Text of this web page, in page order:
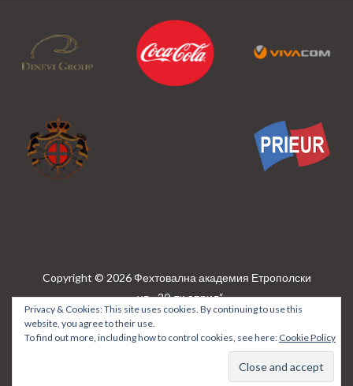
Copyright © 2026 Фехтовална академия Етрополски
ул. „20-ти април“
N:13 · София · България · България
+359888703748 /
+359888277103
info@bulfencingacademy.com
Privacy & Cookies: This site uses cookies. By continuing to use this
website, you agree to their use.
To find out more, including how to control cookies, see here: Cookie Policy